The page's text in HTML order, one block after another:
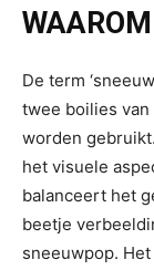
De term
twee boilies
worden
het visuele
balanceert het
beetje
sneeuwpop.